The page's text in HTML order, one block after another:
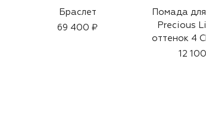
Браслет
69 400 ₽
Помада
Precious
оттенок 4
Pink12